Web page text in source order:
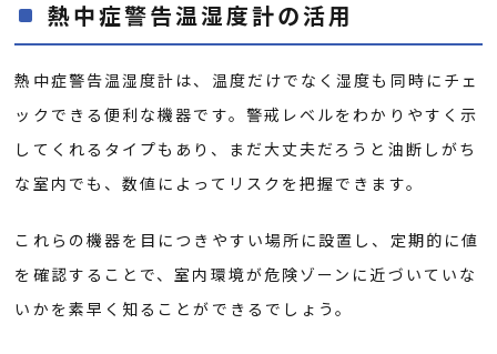
熱中症警告温湿度計の活用
熱中症警告温湿度計は、温度だけでなく湿度も同時にチェ
ックできる便利な機器です。警戒レベルをわかりやすく示
してくれるタイプもあり、まだ大丈夫だろうと油断しがち
な室内でも、数値によってリスクを把握できます。
これらの機器を目につきやすい場所に設置し、定期的に値
を確認することで、室内環境が危険ゾーンに近づいていな
いかを素早く知ることができるでしょう。